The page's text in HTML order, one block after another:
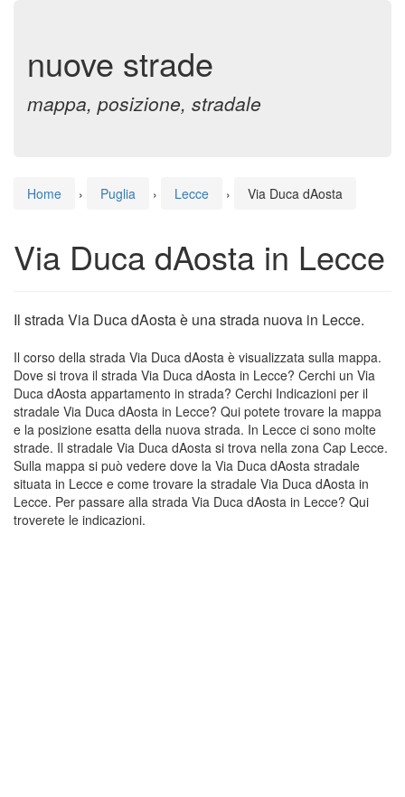
nuove strade
mappa, posizione, stradale
Home › Puglia › Lecce › Via Duca dAosta
Via Duca dAosta in Lecce
Il strada Via Duca dAosta è una strada nuova in Lecce.
Il corso della strada Via Duca dAosta è visualizzata sulla mappa.
Dove si trova il strada Via Duca dAosta in Lecce? Cerchi un Via
Duca dAosta appartamento in strada? Cerchi Indicazioni per il
stradale Via Duca dAosta in Lecce? Qui potete trovare la mappa
e la posizione esatta della nuova strada. In Lecce ci sono molte
strade. Il stradale Via Duca dAosta si trova nella zona Cap Lecce.
Sulla mappa si può vedere dove la Via Duca dAosta stradale
situata in Lecce e come trovare la stradale Via Duca dAosta in
Lecce. Per passare alla strada Via Duca dAosta in Lecce? Qui
troverete le indicazioni.